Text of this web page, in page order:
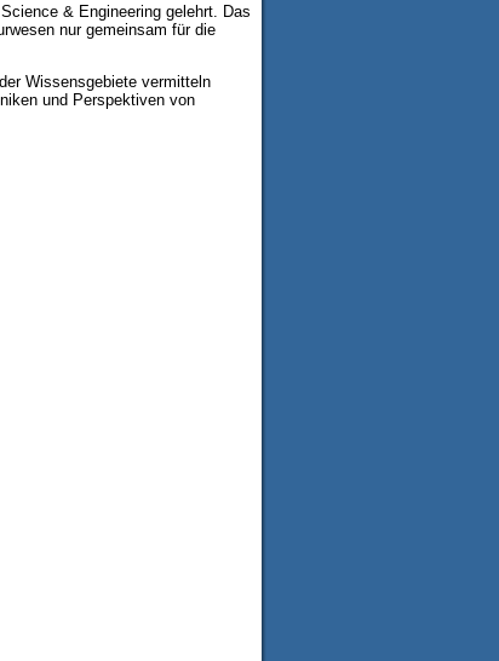
& Engineering gelehrt. Das
nur gemeinsam für die
Wissensgebiete vermitteln
und Perspektiven von